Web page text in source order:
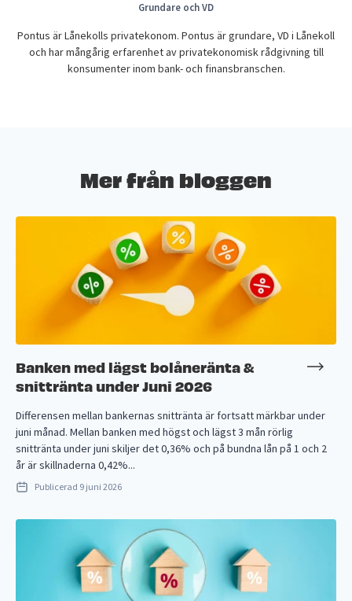
Grundare och VD
Pontus är Lånekolls privatekonom. Pontus är grundare, VD i Lånekoll
och har mångårig erfarenhet av privatekonomisk rådgivning till
konsumenter inom bank- och finansbranschen.
Mer från bloggen
Banken med lägst bolåneränta &
snittränta under Juni 2026
Differensen mellan bankernas snittränta är fortsatt märkbar under
juni månad. Mellan banken med högst och lägst 3 mån rörlig
snittränta under juni skiljer det 0,36% och på bundna lån på 1 och 2
år är skillnaderna 0,42%...
Publicerad 9 juni 2026